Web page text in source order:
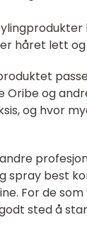
håret lett
og
og hvor
spray best
For de
sted å